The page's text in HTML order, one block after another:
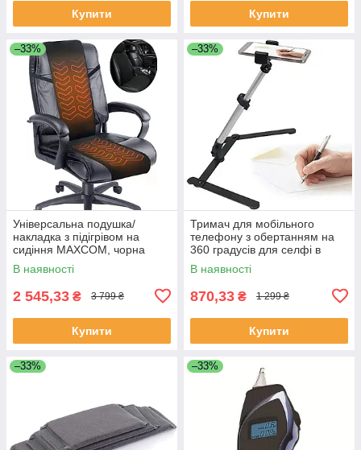
Купити Купити
–33%
Універсальна подушка/
накладка з підігрівом на
сидіння MAXCOM, чорна
В наявності
2 545,33 ₴ 3 799 ₴
Купити
–33%
Тримач для мобільного
телефону з обертанням на
360 градусів для селфі в
прямому ефірі
В наявності
870,33 ₴ 1 299 ₴
Купити
–33% –33%